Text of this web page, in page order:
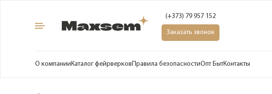
(+373) 79 957 152
Заказать звонок
О компанииКаталог фейрверковПравила безопасностиОпт БытКонтакты